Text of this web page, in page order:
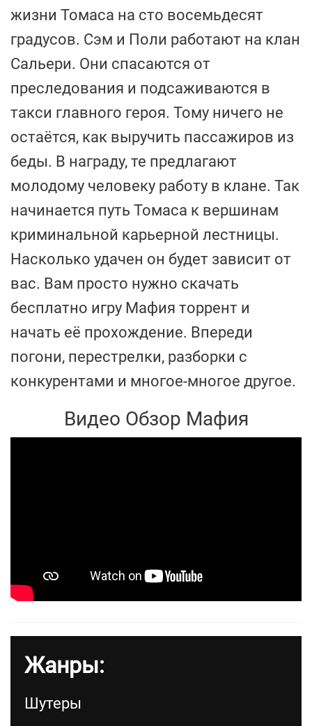
жизни Томаса на сто восемьдесят
градусов. Сэм и Поли работают на клан
Сальери. Они спасаются от
преследования и подсаживаются в
такси главного героя. Тому ничего не
остаётся, как выручить пассажиров из
беды. В награду, те предлагают
молодому человеку работу в клане. Так
начинается путь Томаса к вершинам
криминальной карьерной лестницы.
Насколько удачен он будет зависит от
вас. Вам просто нужно скачать
бесплатно игру Мафия торрент и
начать её прохождение. Впереди
погони, перестрелки, разборки с
конкурентами и многое-многое другое.
Видео Обзор Мафия
Жанры:
Шутеры